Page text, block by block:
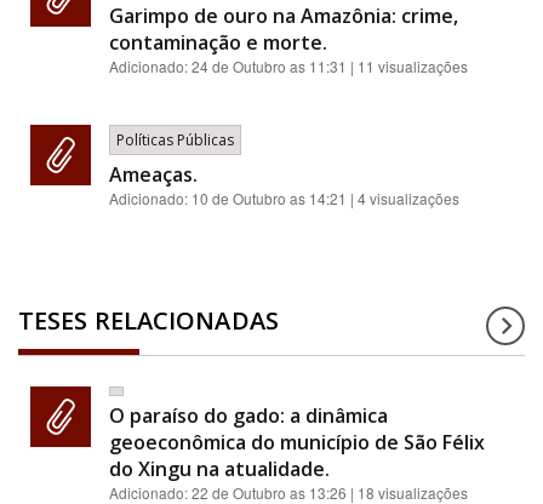
Garimpo de ouro na Amazônia: crime,
contaminação e morte.
Adicionado:24 de Outubro as 11:31 | 11 visualizações
Políticas Públicas
Ameaças.
Adicionado: 10 de Outubro as 14:21 | 4 visualizações
TESES RELACIONADAS
O paraíso do gado: a dinâmica
geoeconômica do município de São Félix
do Xingu na atualidade.
Adicionado:22 de Outubro as 13:26 | 18 visualizações